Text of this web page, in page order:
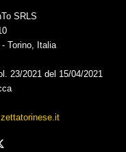
SRLS
Torino, Italia
23/2021 del 15/04/2021